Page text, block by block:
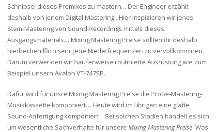
Schnipsel dieses Premixes zu mastern… Der Engineer erzählt
deshalb von jenem Digital Mastering.. Hier inspizieren wir jenes
Stem-Mastering von Sound-Recordings mittels dieses
Ausgangsmaterials… Mixing Mastering Preise sollten dir deshalb
hierbei behilflich sein, jene Niederfrequenzen zu vervollkommnen.
Darum verwenden wir haufenweise routinierte Ausrüstung wie zum
Beispiel unsern Avalon VT-747SP.
Dafür wird für unsre Mixing Mastering Preise die Probe-Mastering-
Musikkassette komponiert… Heute wird im übrigen eine glatte
Sound-Anfertigung komponiert… Bei solchen Stadien handelt es sich
um wesentliche Sachverhalte für unsere Mixing Mastering Preise. Was